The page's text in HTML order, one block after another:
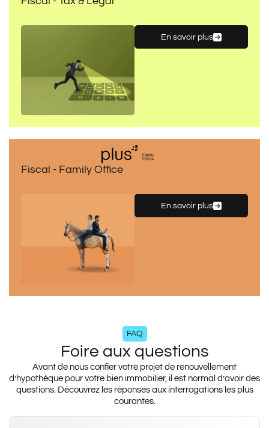
En savoir plus
Fiscal - Family Office
En savoir plus
FAQ
Foire aux questions
Avant de nous confier votre projet de renouvellement
d’hypothèque pour votre bien immobilier, il est normal d’avoir des
questions. Découvrez les réponses aux interrogations les plus
courantes.